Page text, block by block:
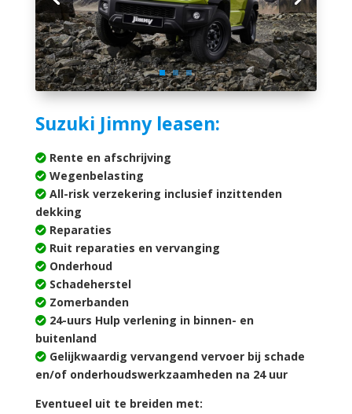
Suzuki Jimny leasen:
Rente en afschrijving
Wegenbelasting
All-risk verzekering inclusief inzittenden
dekking
Reparaties
Ruit reparaties en vervanging
Onderhoud
Schadeherstel
Zomerbanden
24-uurs Hulp verlening in binnen- en
buitenland
Gelijkwaardig vervangend vervoer bij schade
en/of onderhoudswerkzaamheden na 24 uur
Eventueel uit te breiden met: